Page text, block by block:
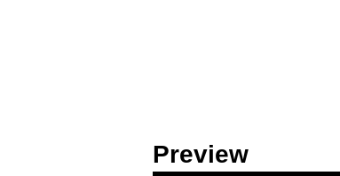
Preview